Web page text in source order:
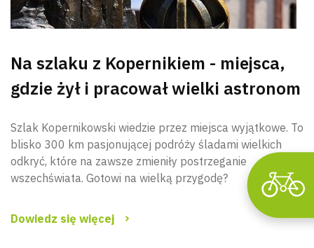
Na szlaku z Kopernikiem - miejsca,
gdzie żył i pracował wielki astronom
Szlak Kopernikowski wiedzie przez miejsca wyjątkowe. To
blisko 300 km pasjonującej podróży śladami wielkich
odkryć, które na zawsze zmieniły postrzeganie
wszechświata. Gotowi na wielką przygodę?
Dowiedz się więcej